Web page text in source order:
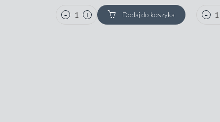
Dodaj do koszyka